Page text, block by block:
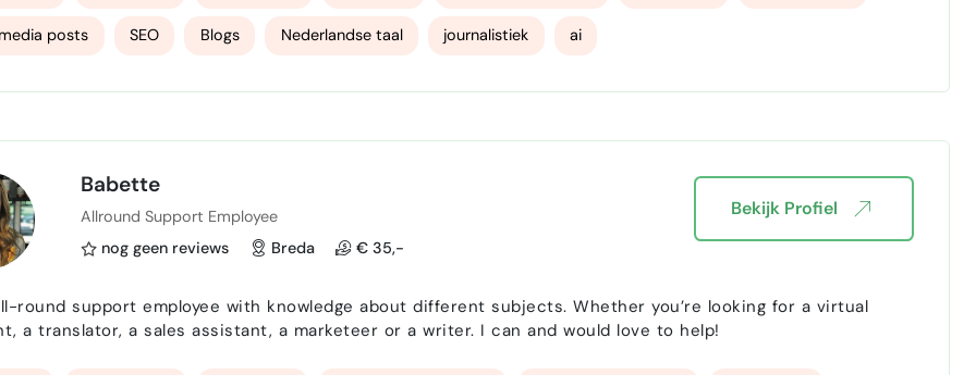
posts SEO Blogs Nederlandse taal journalistiek ai
Babette
Allround Support Employee
nog geen reviews
Breda € 35,-
round support employee with knowledge about different subjects. Whether you’re looking for a virtual
a translator, a sales assistant, a marketeer or a writer. I can and would love to help!
Bekijk Profiel